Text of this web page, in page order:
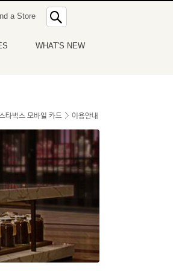
a Store
통
합
검
색
WHAT'S NEW
타벅스 모바일 카드 이용안내